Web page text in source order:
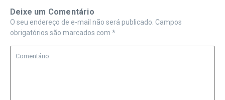
Deixe um Comentário
O seu endereço de e-mail não será publicado. Campos
obrigatórios são marcados com *